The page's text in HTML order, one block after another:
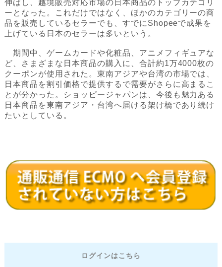
伸ばし、越境販売対応市場の日本商品のトップカテゴリ
ーとなった。これだけではなく、ほかのカテゴリーの商
品を販売しているセラーでも、すでにShopeeで成果を
上げている日本のセラーは多いという。
期間中、ゲームカードや化粧品、アニメフィギュアな
ど、さまざまな日本商品の購入に、合計約1万4000枚の
クーポンが使用された。東南アジアや台湾の市場では、
日本商品を割引価格で提供するで需要がさらに高まるこ
とが分かった。ショッピージャパンは、今後も魅力ある
日本商品を東南アジア・台湾へ届ける架け橋であり続け
たいとしている。
ログインはこちら